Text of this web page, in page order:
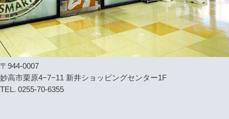
〒944-0007
妙高市栗原4−7−11 新井ショッピングセンター1F
TEL. 0255-70-6355